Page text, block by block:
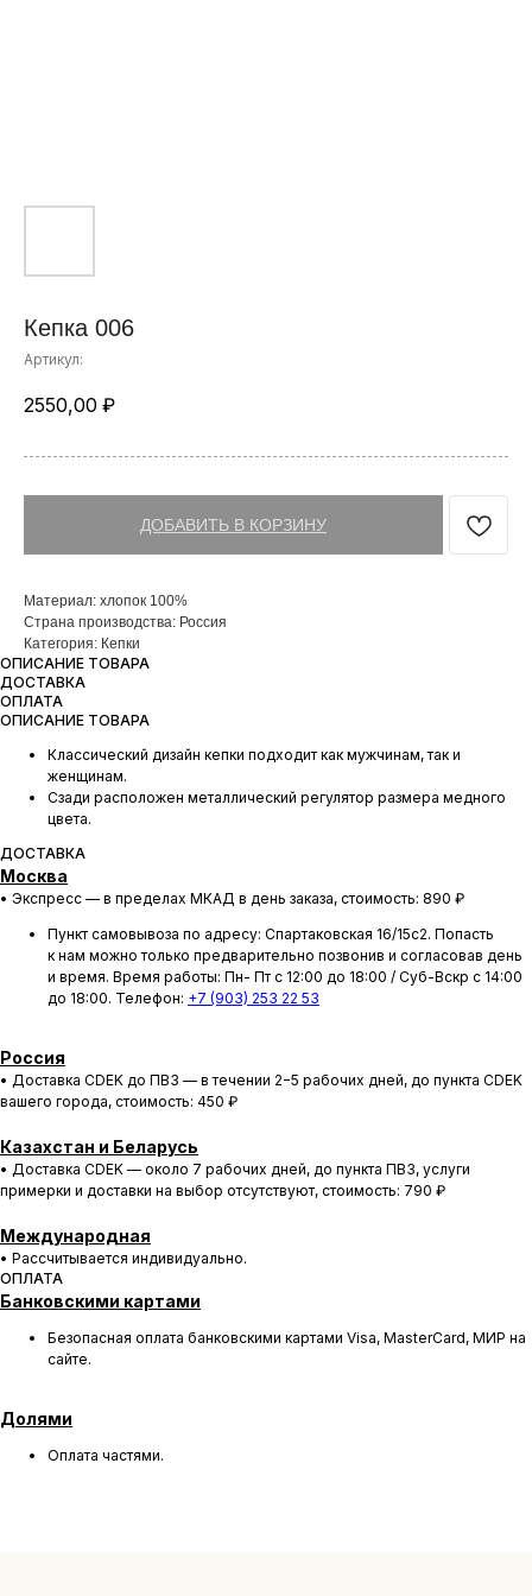
Кепка 006
Артикул:
2550,00 ₽
ДОБАВИТЬ В КОРЗИНУ
Материал: хлопок 100%
Страна производства: Россия
Категория: Кепки
ОПИСАНИЕ ТОВАРА
ДОСТАВКА
ОПЛАТА
ОПИСАНИЕ ТОВАРА
Классический дизайн кепки подходит как мужчинам, так и
женщинам.
Сзади расположен металлический регулятор размера медного
цвета.
ДОСТАВКА
Москва
• Экспресс — в пределах МКАД в день заказа, стоимость: 890 ₽
Пункт самовывоза по адресу: Спартаковская 16/15с2. Попасть
к нам можно только предварительно позвонив и согласовав день
и время. Время работы: Пн- Пт с 12:00 до 18:00 / Суб-Вскр с 14:00
до 18:00. Телефон: +7 (903) 253 22 53
Россия
• Доставка CDEK до ПВЗ — в течении 2−5 рабочих дней, до пункта CDEK
вашего города, cтоимость: 450 ₽
Казахстан и Беларусь
• Доставка CDEK — около 7 рабочих дней, до пункта ПВЗ, услуги
примерки и доставки на выбор отсутствуют, cтоимость: 790 ₽
Международная
• Рассчитывается индивидуально.
ОПЛАТА
Банковскими картами
Безопасная оплата банковскими картами Visa, MasterCard, МИР на
сайте.
Долями
Оплата частями.
Истории, которые мы носим «в кармане»